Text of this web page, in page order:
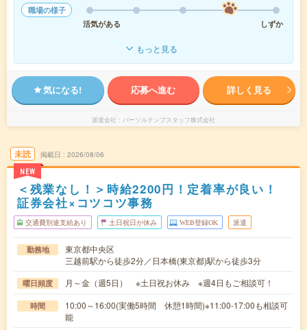
職場の様子
活気がある
しずか
もっと見る
気になる! 応募へ進む 詳しく見る
派遣会社 パーソルテンプスタッフ株式会社
未読
NEW
掲載日 2026/08/06
＜残業なし！＞時給2200円！定着率が良い！
証券会社×コツコツ事務
交通費別途支給あり 土日祝日が休み WEB登録OK 派遣
勤務地
東京都中央区
三越前駅から徒歩2分／日本橋(東京都)駅から徒歩3分
曜日頻度 月～金（週5日） ※土日祝お休み ※週4日もご相談可！
時間
10:00～16:00(実働5時間 休憩1時間)※11:00-17:00も相談可
能